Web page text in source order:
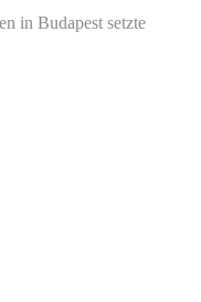
in Budapest setzte